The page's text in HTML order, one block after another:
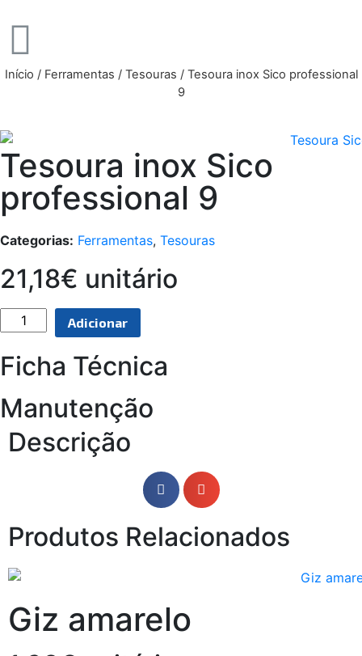
Início / Ferramentas / Tesouras / Tesoura inox Sico professional
9
Tesoura inox Sico
professional 9
Categorias: Ferramentas, Tesouras
21,18€ unitário
Adicionar
Ficha Técnica
Manutenção
Descrição
Produtos Relacionados
Giz amarelo